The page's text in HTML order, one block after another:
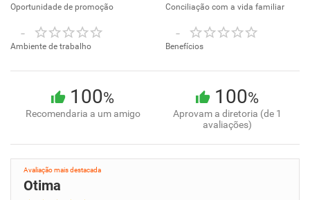
Oportunidade de promoção Conciliação com a vida familiar
-
Ambiente de trabalho
-
Benefícios
100%
Recomendaria a um amigo
100%
Aprovam a diretoria (de 1
avaliações)
Avaliação mais destacada
Otima